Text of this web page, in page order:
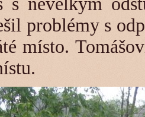
problémy s
místo.